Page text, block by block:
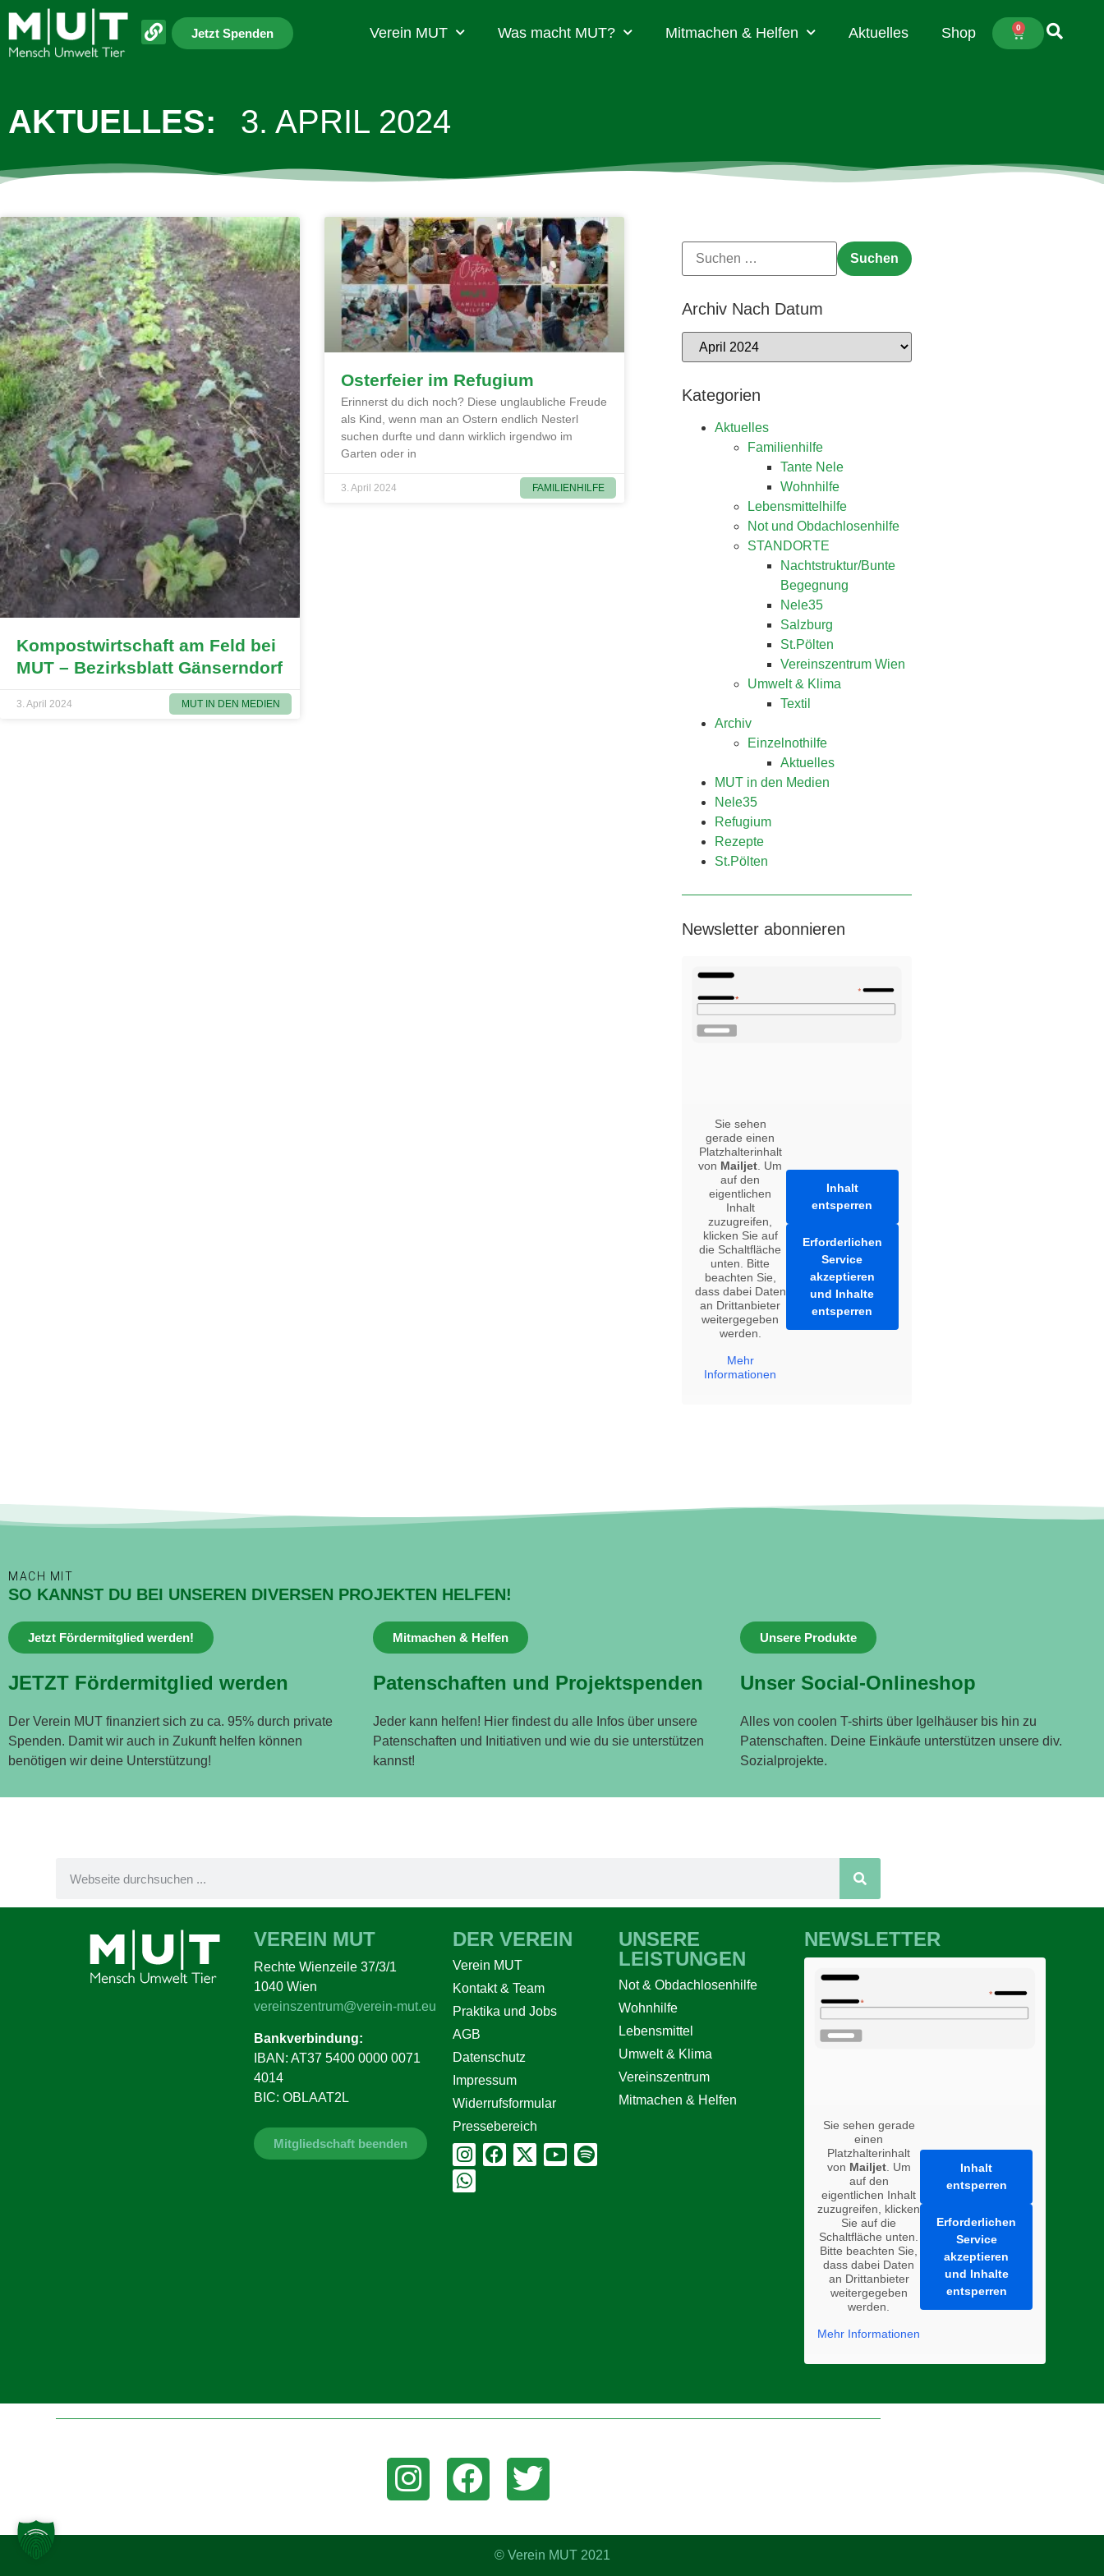
Jetzt Spenden Verein MUT Was macht MUT? Mitmachen & Helfen Aktuelles Shop 0
AKTUELLES: 3. APRIL 2024
MUT IN DEN MEDIEN
Kompostwirtschaft am Feld bei
MUT – Bezirksblatt Gänserndorf
3. April 2024
FAMILIENHILFE
Osterfeier im Refugium
Erinnerst du dich noch? Diese unglaubliche Freude
als Kind, wenn man an Ostern endlich Nesterl
suchen durfte und dann wirklich irgendwo im
Garten oder in
3. April 2024
Archiv Nach Datum
Kategorien
Aktuelles
Familienhilfe
Tante Nele
Wohnhilfe
Lebensmittelhilfe
Not und Obdachlosenhilfe
STANDORTE
Nachtstruktur/Bunte
Begegnung
Nele35
Salzburg
St.Pölten
Vereinszentrum Wien
Umwelt & Klima
Textil
Archiv
Einzelnothilfe
Aktuelles
MUT in den Medien
Nele35
Refugium
Rezepte
St.Pölten
Newsletter abonnieren
Sie sehen
gerade einen
Platzhalterinhalt
von Mailjet. Um
auf den
eigentlichen
Inhalt
zuzugreifen,
klicken Sie auf
die Schaltfläche
unten. Bitte
beachten Sie,
dass dabei Daten
an Drittanbieter
weitergegeben
werden.
Mehr
Informationen
Inhalt
entsperren
Erforderlichen
Service
akzeptieren
und Inhalte
entsperren
MACH MIT
SO KANNST DU BEI UNSEREN DIVERSEN PROJEKTEN HELFEN!
Jetzt Fördermitglied werden!
JETZT Fördermitglied werden
Der Verein MUT finanziert sich zu ca. 95% durch private
Spenden. Damit wir auch in Zukunft helfen können
benötigen wir deine Unterstützung!
Mitmachen & Helfen
Patenschaften und Projektspenden
Jeder kann helfen! Hier findest du alle Infos über unsere
Patenschaften und Initiativen und wie du sie unterstützen
kannst!
Unsere Produkte
Unser Social-Onlineshop
Alles von coolen T-shirts über Igelhäuser bis hin zu
Patenschaften. Deine Einkäufe unterstützen unsere div.
Sozialprojekte.
VEREIN MUT
Rechte Wienzeile 37/3/1
1040 Wien
vereinszentrum@verein-mut.eu
Bankverbindung:
IBAN: AT37 5400 0000 0071
4014
BIC: OBLAAT2L
Mitgliedschaft beenden
DER VEREIN
Verein MUT
Kontakt & Team
Praktika und Jobs
AGB
Datenschutz
Impressum
Widerrufsformular
Pressebereich
UNSERE
LEISTUNGEN
Not & Obdachlosenhilfe
Wohnhilfe
Lebensmittel
Umwelt & Klima
Vereinszentrum
Mitmachen & Helfen
NEWSLETTER
Sie sehen gerade
einen
Platzhalterinhalt
von Mailjet. Um
auf den
eigentlichen Inhalt
zuzugreifen, klicken
Sie auf die
Schaltfläche unten.
Bitte beachten Sie,
dass dabei Daten
an Drittanbieter
weitergegeben
werden.
Mehr Informationen
Inhalt
entsperren
Erforderlichen
Service
akzeptieren
und Inhalte
entsperren
© Verein MUT 2021